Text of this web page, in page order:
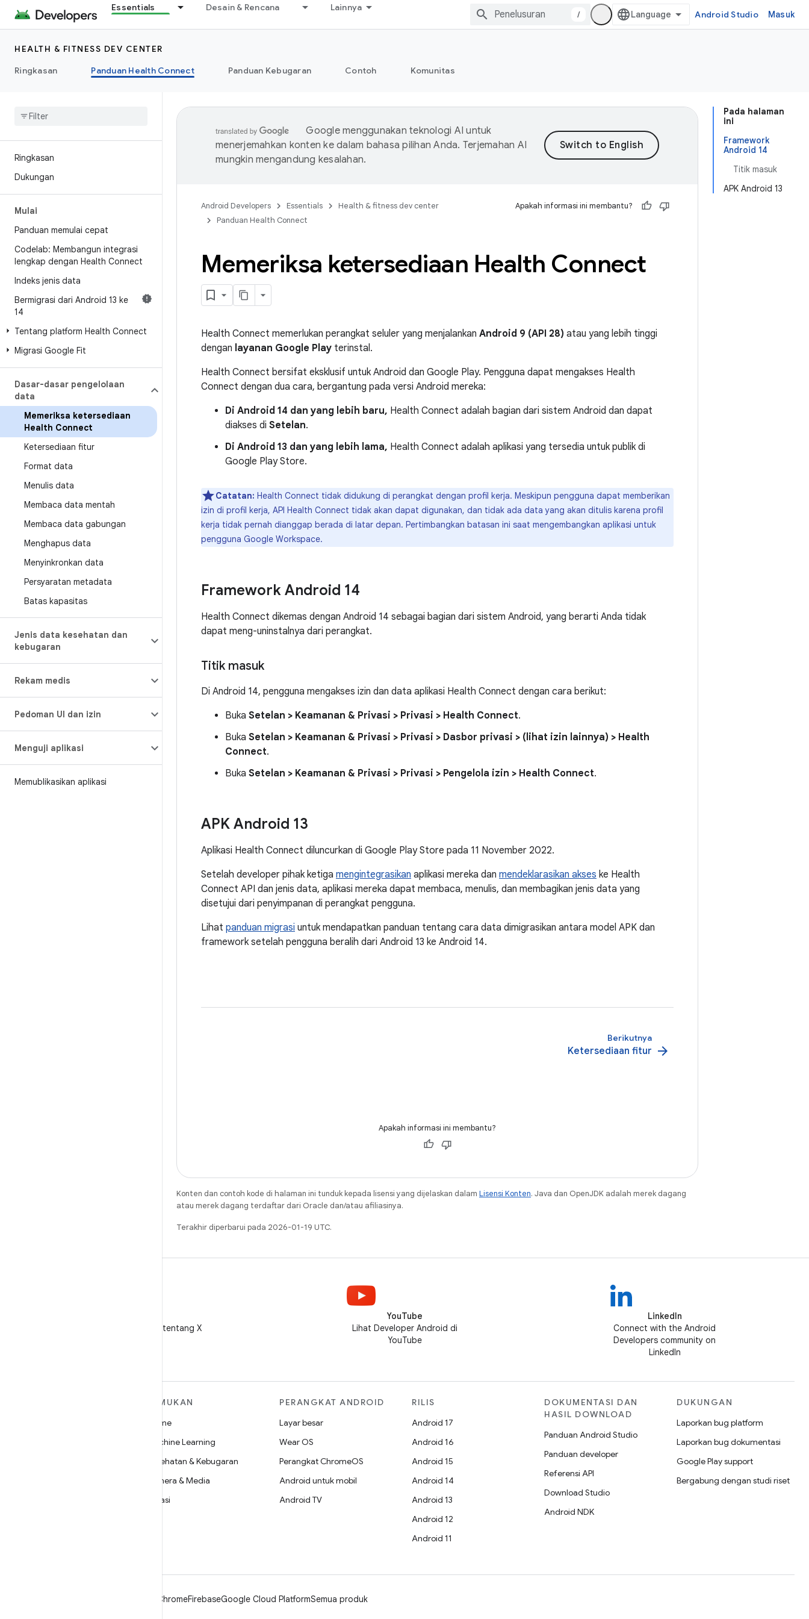
Essentials Desain & Rencana Lainnya
/ Android Studio Masuk
HEALTH & FITNESS DEV CENTER
Ringkasan
Panduan Health Connect Panduan Kebugaran Contoh Komunitas
Ringkasan
Dukungan
Mulai
Panduan memulai cepat
Codelab: Membangun integrasi
lengkap dengan Health Connect
Indeks jenis data
Bermigrasi dari Android 13 ke
14
Tentang platform Health Connect
Migrasi Google Fit
Dasar-dasar pengelolaan
data
Memeriksa ketersediaan
Health Connect
Ketersediaan fitur
Format data
Menulis data
Membaca data mentah
Membaca data gabungan
Menghapus data
Menyinkronkan data
Persyaratan metadata
Batas kapasitas
Jenis data kesehatan dan
kebugaran
Rekam medis
Pedoman UI dan izin
Menguji aplikasi
Memublikasikan aplikasi
Pada halaman
ini
Framework
Android 14
Titik masuk
APK Android 13
Google menggunakan teknologi AI untuk
menerjemahkan konten ke dalam bahasa pilihan Anda. Terjemahan AI
mungkin mengandung kesalahan.
Android Developers Essentials
Health & fitness dev center
Panduan Health Connect
Apakah informasi ini membantu?
Memeriksa ketersediaan Health Connect
Health Connect memerlukan perangkat seluler yang menjalankan Android 9 (API 28) atau yang lebih tinggi
dengan layanan Google Play terinstal.
Health Connect bersifat eksklusif untuk Android dan Google Play. Pengguna dapat mengakses Health
Connect dengan dua cara, bergantung pada versi Android mereka:
Di Android 14 dan yang lebih baru, Health Connect adalah bagian dari sistem Android dan dapat
diakses di Setelan.
Di Android 13 dan yang lebih lama, Health Connect adalah aplikasi yang tersedia untuk publik di
Google Play Store.
Catatan: Health Connect tidak didukung di perangkat dengan profil kerja. Meskipun pengguna dapat memberikan
izin di profil kerja, API Health Connect tidak akan dapat digunakan, dan tidak ada data yang akan ditulis karena profil
kerja tidak pernah dianggap berada di latar depan. Pertimbangkan batasan ini saat mengembangkan aplikasi untuk
pengguna Google Workspace.
Framework Android 14
Health Connect dikemas dengan Android 14 sebagai bagian dari sistem Android, yang berarti Anda tidak
dapat meng-uninstalnya dari perangkat.
Titik masuk
Di Android 14, pengguna mengakses izin dan data aplikasi Health Connect dengan cara berikut:
Buka Setelan > Keamanan & Privasi > Privasi > Health Connect.
Buka Setelan > Keamanan & Privasi > Privasi > Dasbor privasi > (lihat izin lainnya) > Health
Connect.
Buka Setelan > Keamanan & Privasi > Privasi > Pengelola izin > Health Connect.
APK Android 13
Aplikasi Health Connect diluncurkan di Google Play Store pada 11 November 2022.
Setelah developer pihak ketiga mengintegrasikan aplikasi mereka dan mendeklarasikan akses ke Health
Connect API dan jenis data, aplikasi mereka dapat membaca, menulis, dan membagikan jenis data yang
disetujui dari penyimpanan di perangkat pengguna.
Lihat panduan migrasi untuk mendapatkan panduan tentang cara data dimigrasikan antara model APK dan
framework setelah pengguna beralih dari Android 13 ke Android 14.
Berikutnya
Ketersediaan fitur arrow_forward
Apakah informasi ini membantu?
Konten dan contoh kode di halaman ini tunduk kepada lisensi yang dijelaskan dalam Lisensi Konten. Java dan OpenJDK adalah merek dagang
atau merek dagang terdaftar dari Oracle dan/atau afiliasinya.
Terakhir diperbarui pada 2026-01-19 UTC.
Ikuti @AndroidDev tentang X
YouTube
Lihat Developer Android di
YouTube
LinkedIn
Connect with the Android
Developers community on
LinkedIn
TEMUKAN
Game
Machine Learning
Kesehatan & Kebugaran
Kamera & Media
Privasi
PERANGKAT ANDROID
Layar besar
Wear OS
Perangkat ChromeOS
Android untuk mobil
Android TV
RILIS
Android 17
Android 16
Android 15
Android 14
Android 13
Android 12
Android 11
DOKUMENTASI DAN
HASIL DOWNLOAD
Panduan Android Studio
Panduan developer
Referensi API
Download Studio
Android NDK
DUKUNGAN
Laporkan bug platform
Laporkan bug dokumentasi
Google Play support
Bergabung dengan studi riset
ChromeFirebaseGoogle Cloud PlatformSemua produk